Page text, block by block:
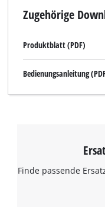
Zugehörige
Produktblatt (PDF)
Bedienungsanleitung
Finde passende